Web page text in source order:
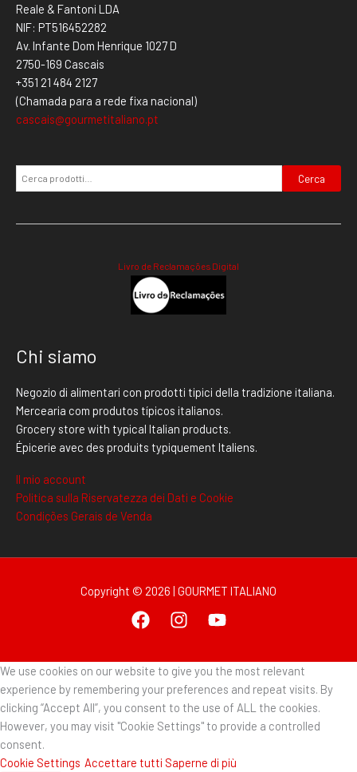
Reale & Fantoni LDA
NIF: PT516452282
Av. Infante Dom Henrique 1027 D
2750-169 Cascais
+351 21 484 2127
(Chamada para a rede fixa nacional)
cascais@gourmetitaliano.pt
Cerca
Livro de Reclamações Digital
Chi siamo
Negozio di alimentari con prodotti tipici della tradizione italiana.
Mercearia com produtos típicos italianos.
Grocery store with typical Italian products.
Épicerie avec des produits typiquement Italiens.
Il mio account
Politica sulla Riservatezza dei Dati e Cookie
Condições Gerais de Venda
Copyright © 2026 | GOURMET ITALIANO
We use cookies on our website to give you the most relevant
experience by remembering your preferences and repeat visits. By
clicking “Accept All”, you consent to the use of ALL the cookies.
However, you may visit "Cookie Settings" to provide a controlled
consent.
Cookie Settings Accettare tutti Saperne di più